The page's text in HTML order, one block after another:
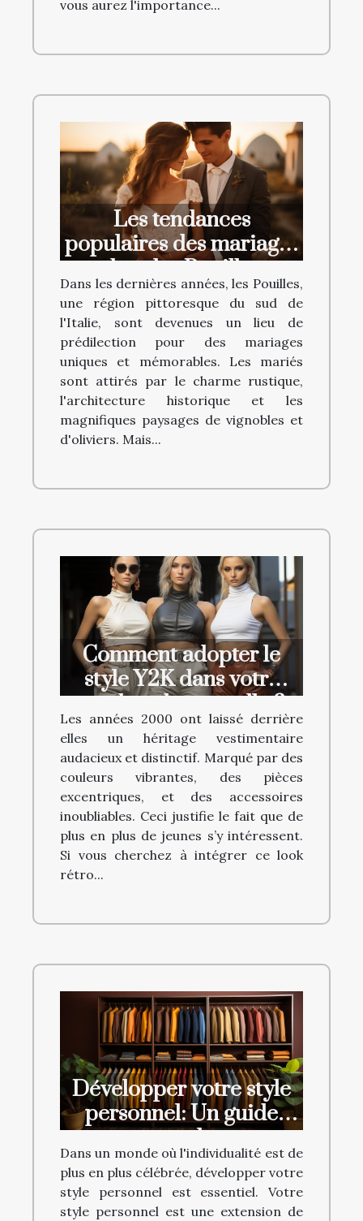
vous aurez l'importance...
Les tendances
populaires des mariages
dans les Pouilles
Dans les dernières années, les Pouilles,
une région pittoresque du sud de
l'Italie, sont devenues un lieu de
prédilection pour des mariages
uniques et mémorables. Les mariés
sont attirés par le charme rustique,
l'architecture historique et les
magnifiques paysages de vignobles et
d'oliviers. Mais...
Comment adopter le
style Y2K dans votre
garde-robe actuelle ?
Les années 2000 ont laissé derrière
elles un héritage vestimentaire
audacieux et distinctif. Marqué par des
couleurs vibrantes, des pièces
excentriques, et des accessoires
inoubliables. Ceci justifie le fait que de
plus en plus de jeunes s’y intéressent.
Si vous cherchez à intégrer ce look
rétro...
Développer votre style
personnel: Un guide
complet
Dans un monde où l'individualité est de
plus en plus célébrée, développer votre
style personnel est essentiel. Votre
style personnel est une extension de